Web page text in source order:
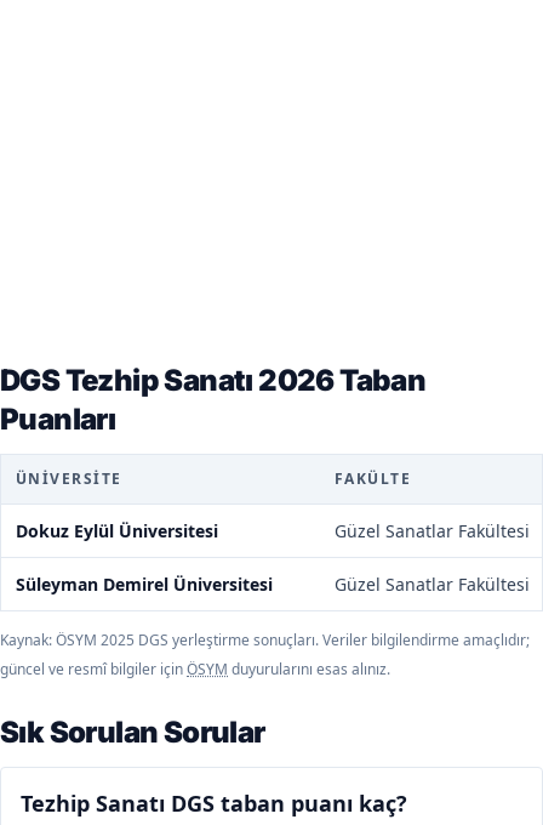
DGS Tezhip Sanatı 2026 Taban
Puanları
ÜNIVERSITE FAKÜLTE
Dokuz Eylül Üniversitesi Güzel Sanatlar Fakültesi
Süleyman Demirel Üniversitesi Güzel Sanatlar Fakültesi
Kaynak: ÖSYM 2025 DGS yerleştirme sonuçları. Veriler bilgilendirme amaçlıdır;
güncel ve resmî bilgiler içinÖSYM duyurularını esas alınız.
Sık Sorulan Sorular
Tezhip Sanatı DGS taban puanı kaç?